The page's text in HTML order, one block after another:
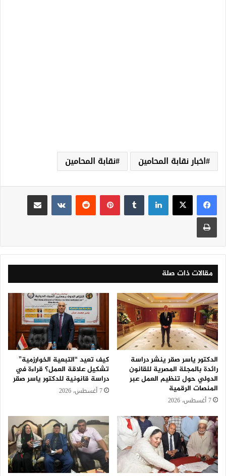
اخبار نقابة المحامين نقابة المحامين
لينكدإن بينتيريست
مقالات ذات صلة
الدكتور ياسر صقر ينشر دراسة
رائدة بالمجلة المصرية للقانون
الدولي حول تنظيم العمل عبر
المنصات الرقمية
7 أغسطس، 2026
كيف تعيد “التبعية الخوارزمية”
تشكيل علاقة العمل؟ قراءة في
دراسة قانونية للدكتور ياسر صقر
7 أغسطس، 2026